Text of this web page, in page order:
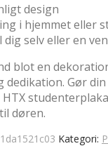
design
i hjemmet eller
selv eller en ven
blot en
dedikation. Gør din
døren.
Kategori: